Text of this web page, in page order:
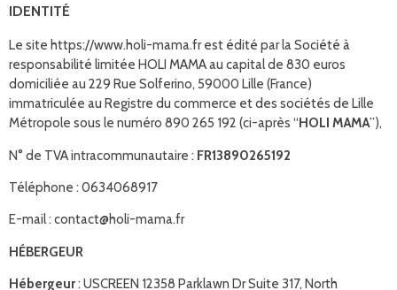
IDENTITÉ
Le site https://www.holi-mama.fr est édité par la Société à
responsabilité limitée HOLI MAMA au capital de 830 euros
domiciliée au 229 Rue Solferino, 59000 Lille (France)
immatriculée au Registre du commerce et des sociétés de Lille
Métropole sous le numéro 890 265 192 (ci-après “HOLI MAMA”),
N° de TVA intracommunautaire : FR13890265192
Téléphone : 0634068917
E-mail : contact@holi-mama.fr
HÉBERGEUR
Hébergeur: USCREEN 12358 Parklawn Dr Suite 317, North